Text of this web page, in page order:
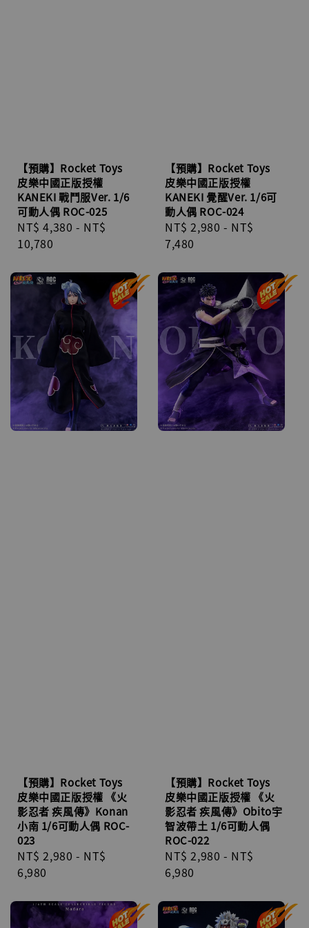
【預購】Rocket Toys
皮樂中國正版授權
KANEKI 戰鬥服Ver. 1/6
可動人偶 ROC-025
Regular
price
NT$ 4,380 - NT$
10,780
【預購】Rocket Toys
皮樂中國正版授權
KANEKI 覺醒Ver. 1/6可
動人偶 ROC-024
Regular
price
NT$ 2,980 - NT$
7,480
【預購】Rocket Toys
皮樂中國正版授權 《火
影忍者 疾風傳》Konan
小南 1/6可動人偶 ROC-
023
Regular
price
NT$ 2,980 - NT$
6,980
【預購】Rocket Toys
皮樂中國正版授權 《火
影忍者 疾風傳》Obito宇
智波帶土 1/6可動人偶
ROC-022
Regular
price
NT$ 2,980 - NT$
6,980